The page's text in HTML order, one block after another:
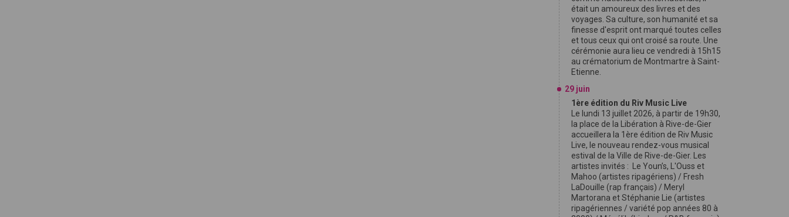
était un amoureux des livres et des
voyages. Sa culture, son humanité et sa
finesse d'esprit ont marqué toutes celles
et tous ceux qui ont croisé sa route. Une
cérémonie aura lieu ce vendredi à 15h15
au crématorium de Montmartre à Saint-
Etienne.
29 juin
1ère édition du Riv Music Live
Le lundi 13 juillet 2026, à partir de 19h30,
la place de la Libération à Rive-de-Gier
accueillera la 1ère édition de Riv Music
Live, le nouveau rendez-vous musical
estival de la Ville de Rive-de-Gier. Les
artistes invités : Le Youn’s, L'Ouss et
Mahoo (artistes ripagériens) / Fresh
LaDouille (rap français) / Meryl
Martorana et Stéphanie Lie (artistes
ripagériennes / variété pop années 80 à